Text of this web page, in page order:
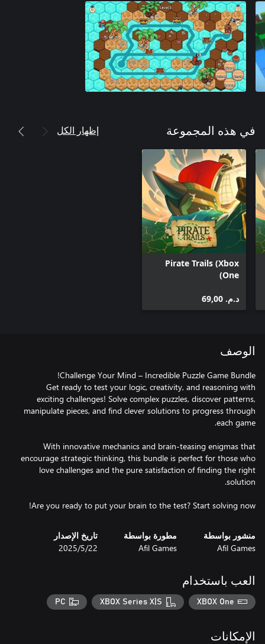
في هذه المجموعة إظهار الكل
Pirate Trails (Xbox
One)
د.م.‏ 69,00
الوصف
Get ready to test your logic, creativity, and reasoning with
exciting challenges! Solve complex puzzles, discover patterns,
manipulate pieces, and find clever solutions to progress through
With innovative mechanics and brain-teasing enigmas that
encourage strategic thinking, this bundle is perfect for those who
love challenges and the pure satisfaction of finding the right
Are you ready to put your brain to the test? Start solving now!
منشور بواسطة
Afil Games
مطورة بواسطة
Afil Games
تاريخ الإصدار
22‏/5‏/2025
العب باستخدام
XBOX One
XBOX Series X|S
PC
الإمكانات